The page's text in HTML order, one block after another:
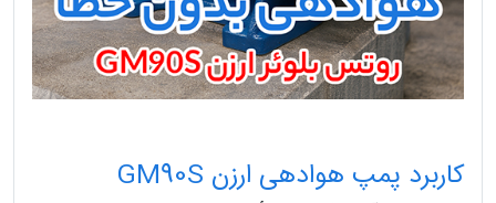
کاربرد پمپ هوادهی ارزن GM90S